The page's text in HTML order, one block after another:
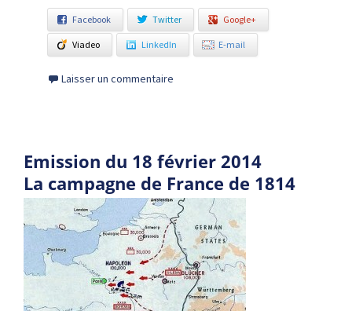
Facebook Twitter Google+
Viadeo LinkedIn E-mail
Laisser un commentaire
Emission du 18 février 2014
La campagne de France de 1814